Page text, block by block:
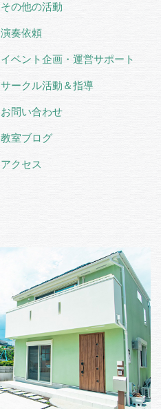
その他の活動
演奏依頼
イベント企画・運営サポート
サークル活動＆指導
お問い合わせ
教室ブログ
アクセス